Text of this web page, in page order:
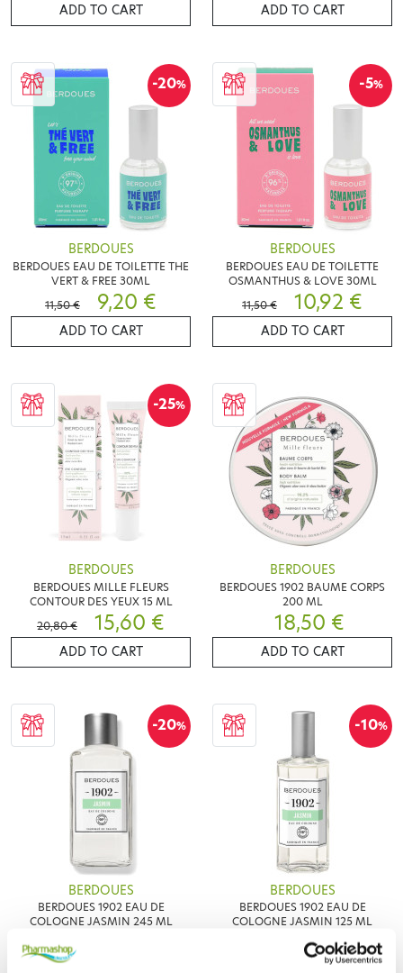
ADD TO CART ADD TO CART
-20%
BERDOUES
BERDOUES EAU DE TOILETTE THE
VERT & FREE 30ML
11,50 €
9,20 €
ADD TO CART
-5%
BERDOUES
BERDOUES EAU DE TOILETTE
OSMANTHUS & LOVE 30ML
11,50 €
10,92 €
ADD TO CART
-25%
BERDOUES
BERDOUES MILLE FLEURS
CONTOUR DES YEUX 15 ML
20,80 €
15,60 €
ADD TO CART
BERDOUES
BERDOUES 1902 BAUME CORPS
200 ML
18,50 €
ADD TO CART
-20%
BERDOUES
BERDOUES 1902 EAU DE
COLOGNE JASMIN 245 ML
19,90 €
-10%
BERDOUES
BERDOUES 1902 EAU DE
COLOGNE JASMIN 125 ML
14,76 €